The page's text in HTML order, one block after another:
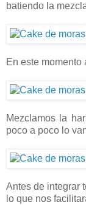
batiendo la
En este momento
Mezclamos la
poco a poco lo
Antes de integrar
lo que nos